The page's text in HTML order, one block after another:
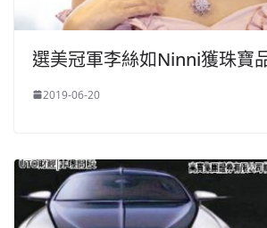
選美冠軍李絲如Ninni獲珠寶
2019-06-20